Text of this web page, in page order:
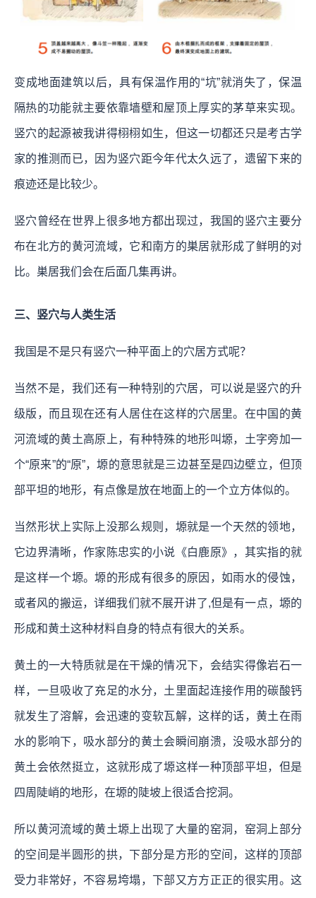
变成地面建筑以后，具有保温作用的“坑”就消失了，保温
隔热的功能就主要依靠墙壁和屋顶上厚实的茅草来实现。
竖穴的起源被我讲得栩栩如生，但这一切都还只是考古学
家的推测而已，因为竖穴距今年代太久远了，遗留下来的
痕迹还是比较少。
竖穴曾经在世界上很多地方都出现过，我国的竖穴主要分
布在北方的黄河流域，它和南方的巣居就形成了鲜明的对
比。巣居我们会在后面几集再讲。
三、竖穴与人类生活
我国是不是只有竖穴一种平面上的穴居方式呢？
当然不是，我们还有一种特别的穴居，可以说是竖穴的升
级版，而且现在还有人居住在这样的穴居里。在中国的黄
河流域的黄土高原上，有种特殊的地形叫塬，土字旁加一
个“原来”的“原”，塬的意思就是三边甚至是四边壁立，但顶
部平坦的地形，有点像是放在地面上的一个立方体似的。
当然形状上实际上没那么规则，塬就是一个天然的领地，
它边界清晰，作家陈忠实的小说《白鹿原》，其实指的就
是这样一个塬。塬的形成有很多的原因，如雨水的侵蚀，
或者风的搬运，详细我们就不展开讲了,但是有一点，塬的
形成和黄土这种材料自身的特点有很大的关系。
黄土的一大特质就是在干燥的情况下，会结实得像岩石一
样，一旦吸收了充足的水分，土里面起连接作用的碳酸钙
就发生了溶解，会迅速的变软瓦解，这样的话，黄土在雨
水的影响下，吸水部分的黄土会瞬间崩溃，没吸水部分的
黄土会依然挺立，这就形成了塬这样一种顶部平坦，但是
四周陡峭的地形，在塬的陡坡上很适合挖洞。
所以黄河流域的黄土塬上出现了大量的窑洞，窑洞上部分
的空间是半圆形的拱，下部分是方形的空间，这样的顶部
受力非常好，不容易垮塌，下部又方方正正的很实用。这